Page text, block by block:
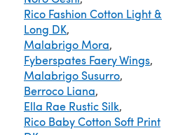
Rico Fashion Cotton Light &
Long DK,
Malabrigo Mora,
Fyberspates Faery Wings,
Malabrigo Susurro,
Berroco Liana,
Ella Rae Rustic Silk,
Rico Baby Cotton Soft Print